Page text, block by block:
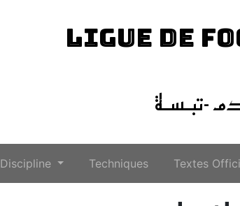
LIGUE DE
-تبـسـة
Discipline Techniques Textes